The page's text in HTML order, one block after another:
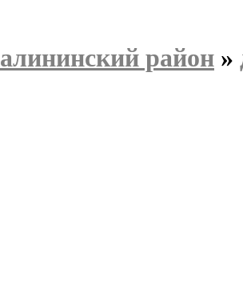
район »